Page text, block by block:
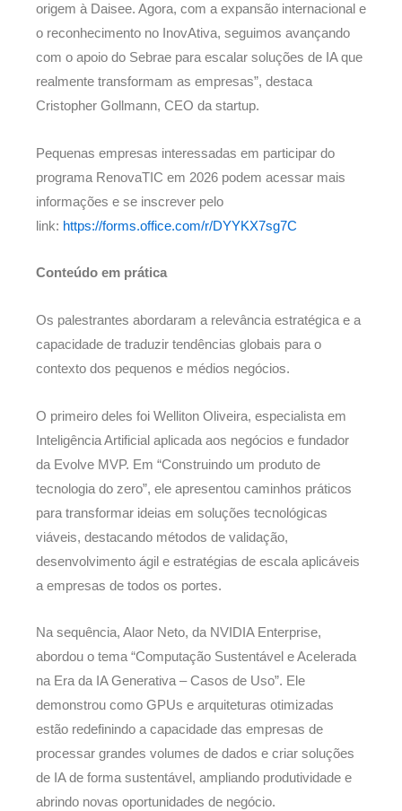
origem à Daisee. Agora, com a expansão internacional e
o reconhecimento no InovAtiva, seguimos avançando
com o apoio do Sebrae para escalar soluções de IA que
realmente transformam as empresas”, destaca
Cristopher Gollmann, CEO da startup.
Pequenas empresas interessadas em participar do
programa RenovaTIC em 2026 podem acessar mais
informações e se inscrever pelo
link: https://forms.office.com/r/DYYKX7sg7C
Conteúdo em prática
Os palestrantes abordaram a relevância estratégica e a
capacidade de traduzir tendências globais para o
contexto dos pequenos e médios negócios.
O primeiro deles foi Welliton Oliveira, especialista em
Inteligência Artificial aplicada aos negócios e fundador
da Evolve MVP. Em “Construindo um produto de
tecnologia do zero”, ele apresentou caminhos práticos
para transformar ideias em soluções tecnológicas
viáveis, destacando métodos de validação,
desenvolvimento ágil e estratégias de escala aplicáveis
a empresas de todos os portes.
Na sequência, Alaor Neto, da NVIDIA Enterprise,
abordou o tema “Computação Sustentável e Acelerada
na Era da IA Generativa – Casos de Uso”. Ele
demonstrou como GPUs e arquiteturas otimizadas
estão redefinindo a capacidade das empresas de
processar grandes volumes de dados e criar soluções
de IA de forma sustentável, ampliando produtividade e
abrindo novas oportunidades de negócio.